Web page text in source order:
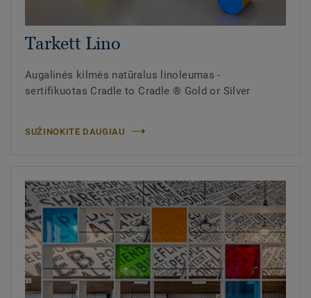
Tarkett Lino
Augalinės kilmės natūralus linoleumas -
sertifikuotas Cradle to Cradle ® Gold or Silver
SUŽINOKITE DAUGIAU